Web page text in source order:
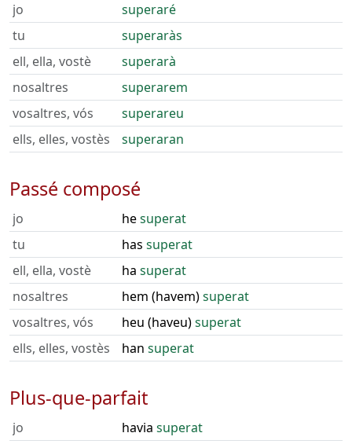
jo
superaré
tu
superaràs
ell, ella, vostè
superarà
nosaltres
superarem
vosaltres, vós
superareu
ells, elles, vostès
superaran
Passé composé
jo hesuperat
tu
has superat
ell, ella, vostè
ha superat
nosaltres
hem (havem)superat
vosaltres, vós
heu (haveu)superat
ells, elles, vostès
han superat
Plus-que-parfait
jo havia superat